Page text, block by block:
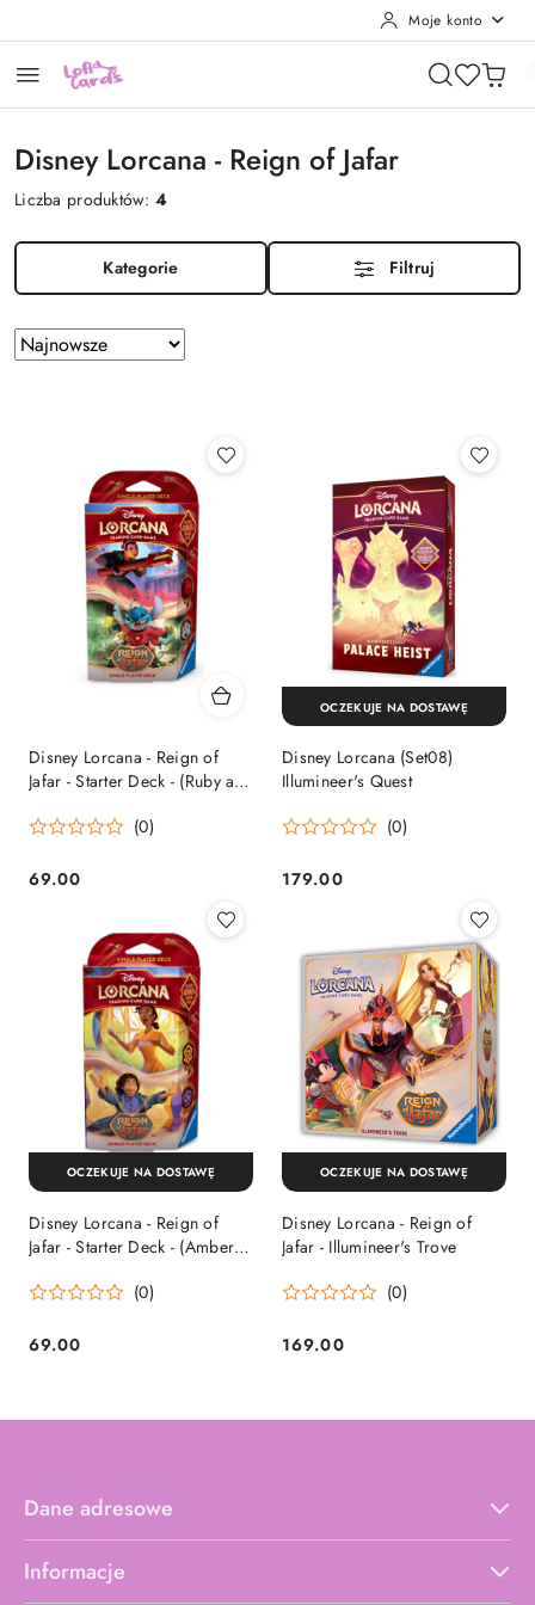
Moje konto
Disney Lorcana - Reign of Jafar
Liczba produktów:4
Kategorie Filtruj
Zastosowano
sortowanie:
Sortuj
według
Disney Lorcana - Reign of
Jafar - Starter Deck - (Ruby and
(0)
Cena:
69.00
Disney Lorcana (Set08)
Illumineer's Quest
(0)
Cena:
179.00
OCZEKUJE NA DOSTAWĘ
Disney Lorcana - Reign of
Jafar - Starter Deck - (Amber
(0)
Cena:
69.00
OCZEKUJE NA DOSTAWĘ
Disney Lorcana - Reign of
Jafar - Illumineer's Trove
(0)
Cena:
169.00
OCZEKUJE NA DOSTAWĘ
Dane adresowe
Informacje